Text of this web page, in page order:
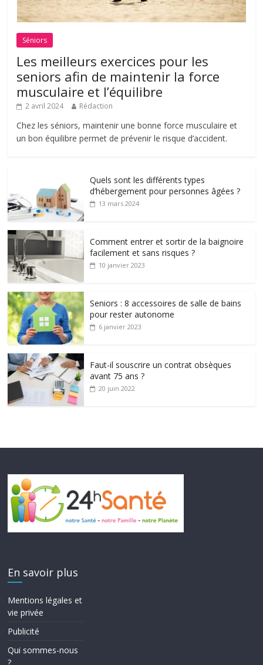
Séniors
Les meilleurs exercices pour les
seniors afin de maintenir la force
musculaire et l’équilibre
2 avril 2024 Rédaction
Chez les séniors, maintenir une bonne force musculaire et
un bon équilibre permet de prévenir le risque d’accident.
Quels sont les différents types
d’hébergement pour personnes âgées ?
13 mars 2024
Comment entrer et sortir de la baignoire
facilement et sans risques ?
10 janvier 2023
Seniors : 8 accessoires de salle de bains
pour rester autonome
6 janvier 2023
Faut-il souscrire un contrat obsèques
avant 75 ans ?
20 juin 2022
En savoir plus
Mentions légales et
vie privée
Publicité
Qui sommes-nous
?